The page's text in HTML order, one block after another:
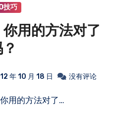
技巧
用的方法对了
年 10 月 18 日 没有评论
你用的方法对了…